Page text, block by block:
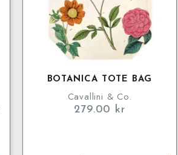
BOTANICA TOTE BAG
Cavallini & Co.
279.00 kr